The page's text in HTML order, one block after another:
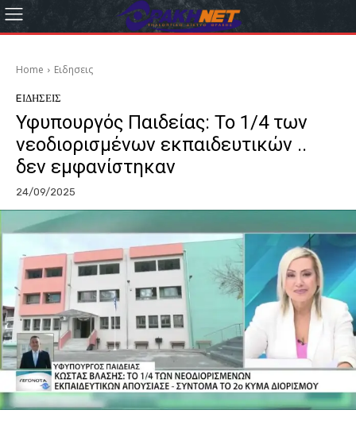
Home Eιδησεις
EΙΔΗΣΕΙΣ
Υφυπουργός Παιδείας: Το 1/4 των
νεοδιορισμένων εκπαιδευτικών ..
δεν εμφανίστηκαν
24/09/2025